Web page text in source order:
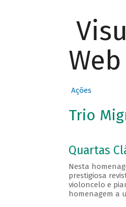
Web
Ações
Trio
Quartas
Nesta
prestigiosa
violoncelo e
homenagem a